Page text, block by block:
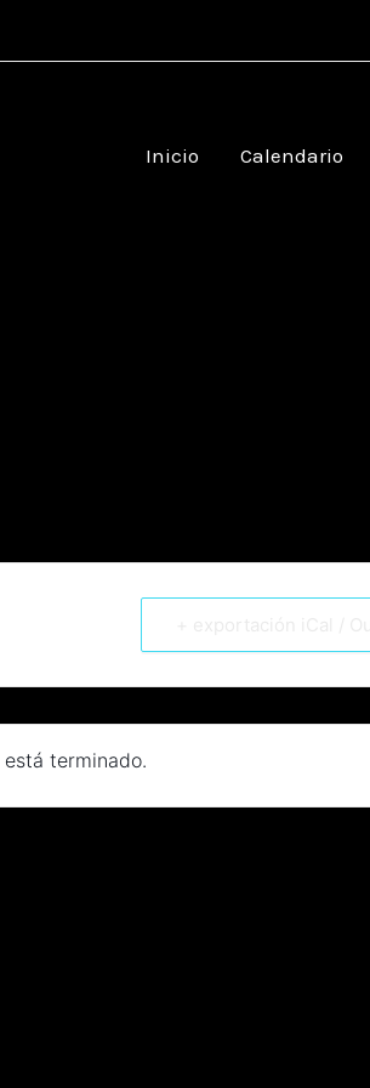
Inicio Calendario
terminado.